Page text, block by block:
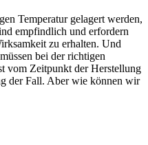
Temperatur gelagert werden,
empfindlich und erfordern
zu erhalten. Und
bei der richtigen
vom Zeitpunkt der Herstellung
der Fall. Aber wie können wir